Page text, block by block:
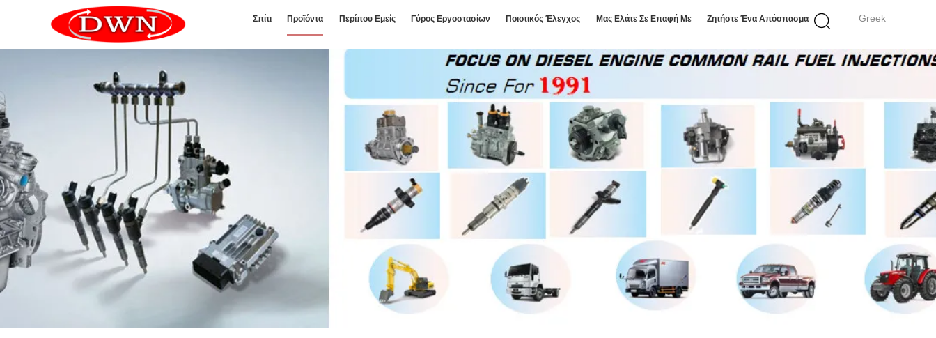
Greek
Σπίτι Προϊόντα Περίπου Εμείς Γύρος Εργοστασίων Ποιοτικός Έλεγχος Μας Ελάτε Σε Επαφή Με Ζητήστε Ένα Απόσπασμα